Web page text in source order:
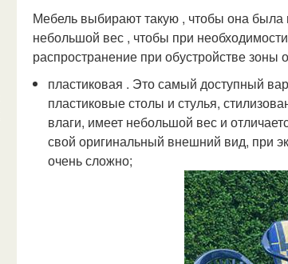
Мебель выбирают такую , чтобы она
небольшой вес , чтобы при
распространение при обустройстве зоны
пластиковая . Это самый доступный
пластиковые столы и стулья,
влаги, имеет небольшой вес и
свой оригинальный внешний вид, при
очень сложно;